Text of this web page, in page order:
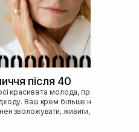
після 40
Ваш крем більше не може
зволожувати, живити, покр...